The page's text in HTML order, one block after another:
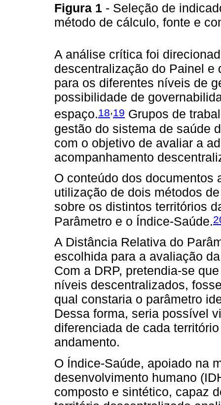
Figura 1 - Seleção de
método de cálculo, fonte e
A análise crítica foi
descentralização do Painel e
para os diferentes níveis de
possibilidade de
espaço.18,19 Grupos de
gestão do sistema de saúde
com o objetivo de avaliar a
acompanhamento
O conteúdo dos documentos
utilização de dois métodos
sobre os distintos territórios
Parâmetro e o Índice-Saúde.
A Distância Relativa do
escolhida para a avaliação
Com a DRP, pretendia-se
níveis descentralizados,
qual constaria o parâmetro
Dessa forma, seria possível
diferenciada de cada
andamento.
O Índice-Saúde, apoiado na
desenvolvimento humano
composto e sintético, capaz